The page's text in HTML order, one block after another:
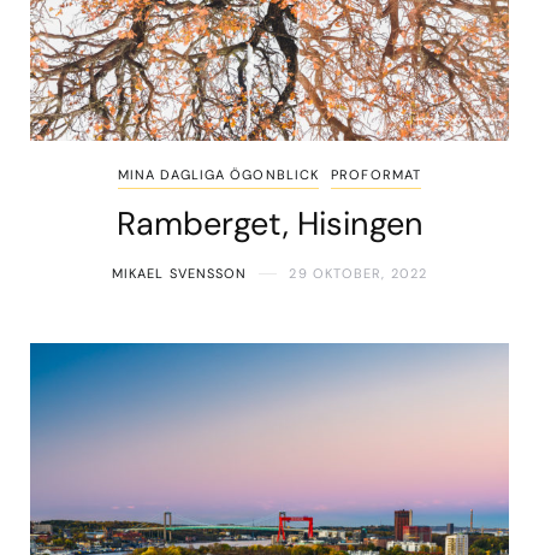
MINA DAGLIGA ÖGONBLICK PROFORMAT
Ramberget, Hisingen
MIKAEL SVENSSON 29 OKTOBER, 2022